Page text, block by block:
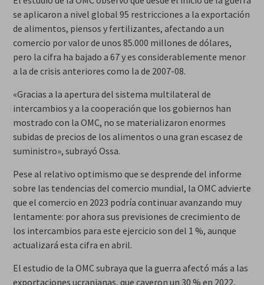
se aplicaron a nivel global 95 restricciones a la exportación
de alimentos, piensos y fertilizantes, afectando a un
comercio por valor de unos 85.000 millones de dólares,
pero la cifra ha bajado a 67 y es considerablemente menor
a la de crisis anteriores como la de 2007-08.
«Gracias a la apertura del sistema multilateral de
intercambios y a la cooperación que los gobiernos han
mostrado con la OMC, no se materializaron enormes
subidas de precios de los alimentos o una gran escasez de
suministro», subrayó Ossa.
Pese al relativo optimismo que se desprende del informe
sobre las tendencias del comercio mundial, la OMC advierte
que el comercio en 2023 podría continuar avanzando muy
lentamente: por ahora sus previsiones de crecimiento de
los intercambios para este ejercicio son del 1 %, aunque
actualizará esta cifra en abril.
El estudio de la OMC subraya que la guerra afectó más a las
exportaciones ucranianas, que cayeron un 30 % en 2022,